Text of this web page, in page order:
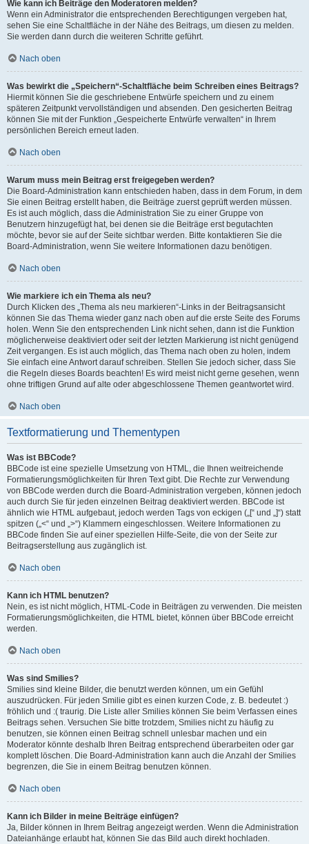
Wie kann ich Beiträge den Moderatoren melden?
Wenn ein Administrator die entsprechenden Berechtigungen vergeben hat,
sehen Sie eine Schaltfläche in der Nähe des Beitrags, um diesen zu melden.
Sie werden dann durch die weiteren Schritte geführt.
Nach oben
Was bewirkt die „Speichern“-Schaltfläche beim Schreiben eines Beitrags?
Hiermit können Sie die geschriebene Entwürfe speichern und zu einem
späteren Zeitpunkt vervollständigen und absenden. Den gesicherten Beitrag
können Sie mit der Funktion „Gespeicherte Entwürfe verwalten“ in Ihrem
persönlichen Bereich erneut laden.
Nach oben
Warum muss mein Beitrag erst freigegeben werden?
Die Board-Administration kann entschieden haben, dass in dem Forum, in dem
Sie einen Beitrag erstellt haben, die Beiträge zuerst geprüft werden müssen.
Es ist auch möglich, dass die Administration Sie zu einer Gruppe von
Benutzern hinzugefügt hat, bei denen sie die Beiträge erst begutachten
möchte, bevor sie auf der Seite sichtbar werden. Bitte kontaktieren Sie die
Board-Administration, wenn Sie weitere Informationen dazu benötigen.
Nach oben
Wie markiere ich ein Thema als neu?
Durch Klicken des „Thema als neu markieren“-Links in der Beitragsansicht
können Sie das Thema wieder ganz nach oben auf die erste Seite des Forums
holen. Wenn Sie den entsprechenden Link nicht sehen, dann ist die Funktion
möglicherweise deaktiviert oder seit der letzten Markierung ist nicht genügend
Zeit vergangen. Es ist auch möglich, das Thema nach oben zu holen, indem
Sie einfach eine Antwort darauf schreiben. Stellen Sie jedoch sicher, dass Sie
die Regeln dieses Boards beachten! Es wird meist nicht gerne gesehen, wenn
ohne triftigen Grund auf alte oder abgeschlossene Themen geantwortet wird.
Nach oben
Textformatierung und Thementypen
Was ist BBCode?
BBCode ist eine spezielle Umsetzung von HTML, die Ihnen weitreichende
Formatierungsmöglichkeiten für Ihren Text gibt. Die Rechte zur Verwendung
von BBCode werden durch die Board-Administration vergeben, können jedoch
auch durch Sie für jeden einzelnen Beitrag deaktiviert werden. BBCode ist
ähnlich wie HTML aufgebaut, jedoch werden Tags von eckigen („[“ und „]“) statt
spitzen („<“ und „>“) Klammern eingeschlossen. Weitere Informationen zu
BBCode finden Sie auf einer speziellen Hilfe-Seite, die von der Seite zur
Beitragserstellung aus zugänglich ist.
Nach oben
Kann ich HTML benutzen?
Nein, es ist nicht möglich, HTML-Code in Beiträgen zu verwenden. Die meisten
Formatierungsmöglichkeiten, die HTML bietet, können über BBCode erreicht
werden.
Nach oben
Was sind Smilies?
Smilies sind kleine Bilder, die benutzt werden können, um ein Gefühl
auszudrücken. Für jeden Smilie gibt es einen kurzen Code, z. B. bedeutet :)
fröhlich und :( traurig. Die Liste aller Smilies können Sie beim Verfassen eines
Beitrags sehen. Versuchen Sie bitte trotzdem, Smilies nicht zu häufig zu
benutzen, sie können einen Beitrag schnell unlesbar machen und ein
Moderator könnte deshalb Ihren Beitrag entsprechend überarbeiten oder gar
komplett löschen. Die Board-Administration kann auch die Anzahl der Smilies
begrenzen, die Sie in einem Beitrag benutzen können.
Nach oben
Kann ich Bilder in meine Beiträge einfügen?
Ja, Bilder können in Ihrem Beitrag angezeigt werden. Wenn die Administration
Dateianhänge erlaubt hat, können Sie das Bild auch direkt hochladen.